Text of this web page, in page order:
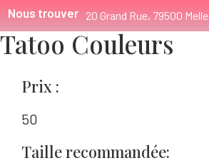
Nous trouver 20 Grand Rue, 79500 Melle
Tatoo Couleurs
Prix :
50
Taille recommandée: